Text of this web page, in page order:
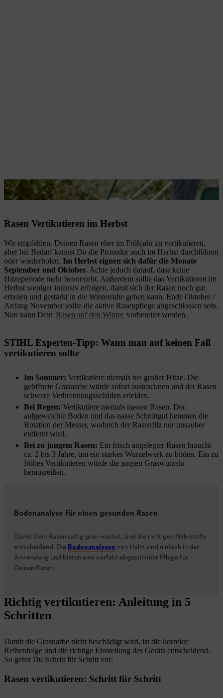
Sorgfältig werden die Grasreste vom Rasen entfernt.
Rasen Vertikutieren im Herbst
Wir empfehlen, Deinen Rasen eher im Frühjahr zu vertikutieren,
aber bei Bedarf kannst Du die Prozedur auch im Herbst durchführen
oder wiederholen. Im Herbst eignen sich dafür die Monate
September und Oktober. Achte jedoch darauf, dass keine
Hitzeperiode mehr bevorsteht. Außerdem sollte das Vertikutieren im
Herbst weniger intensiv erfolgen, damit sich der Rasen noch gut
erholen und gestärkt in die Winterruhe gehen kann. Ende Oktober /
Anfang November sollte die aktive Rasenpflege abgeschlossen sein.
Nun kann Dein Rasen auf den Winter vorbereitet werden.
STIHL Experten-Tipp: Wann man auf keinen Fall
vertikutieren sollte
Im Sommer: Vertikutiere niemals bei großer Hitze. Die
geöffnete Grasnarbe würde sofort austrocknen und der Rasen
schwere Verbrennungsschäden erleiden.
Bei Regen: Vertikutiere niemals nassen Rasen. Der
aufgeweichte Boden und das nasse Schnittgut hemmen die
Rotation der Messer, wodurch der Rasenfilz nur unsauber
entfernt wird.
Bei zu jungem Rasen: Ein frisch angelegter Rasen braucht
ca. 2 bis 3 Jahre, um ein starkes Wurzelwerk zu bilden. Ein zu
frühes Vertikutieren würde die jungen Graswurzeln
herausreißen.
Bodenanalyse für einen gesunden Rasen
Damit Dein Rasen saftig grün wächst, sind die richtigen Nährstoffe
entscheidend. DieBodenanalysen von Halm sind einfach in der
Anwendung und bieten eine perfekt abgestimmte Pflege für
Deinen Rasen.
Richtig vertikutieren: Anleitung in 5
Schritten
Damit die Grasnarbe nicht beschädigt wird, ist die korrekte
Reihenfolge und die richtige Einstellung des Geräts entscheidend.
So gehst Du Schritt für Schritt vor:
Rasen vertikutieren: Schritt für Schritt